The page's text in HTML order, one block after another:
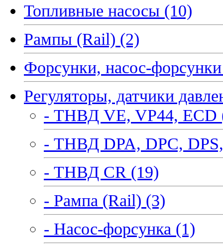
Топливные насосы (10)
Рампы (Rail) (2)
Форсунки, насос-
Регуляторы, датчики
- ТНВД VE, VP44, ECD
- ТНВД DPA, DPC,
- ТНВД CR (19)
- Рампа (Rail) (3)
- Насос-форсунка (1)